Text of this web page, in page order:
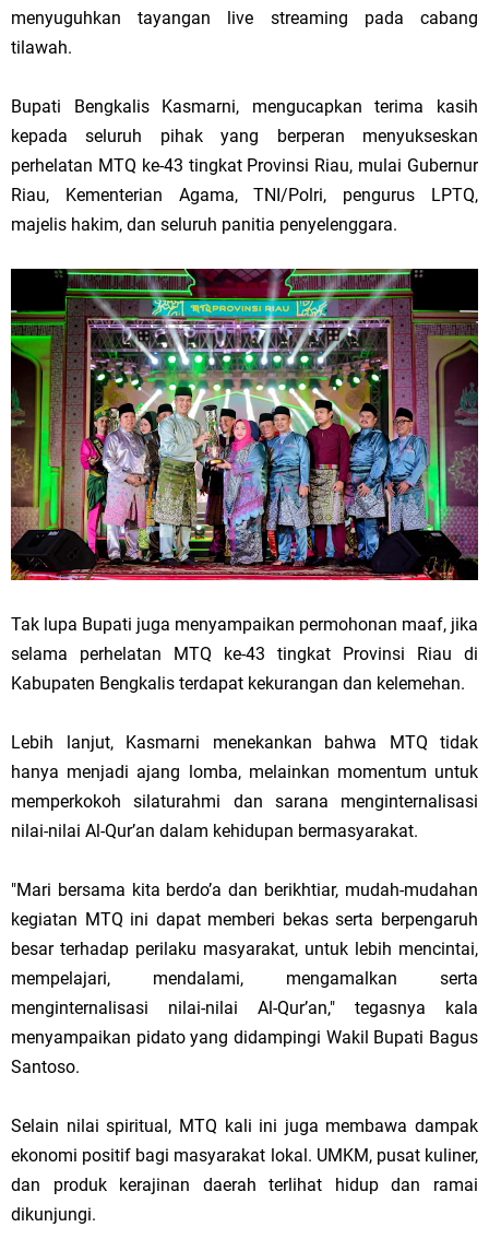
menyuguhkan tayangan live streaming pada cabang
tilawah.
Bupati Bengkalis Kasmarni, mengucapkan terima kasih
kepada seluruh pihak yang berperan menyukseskan
perhelatan MTQ ke-43 tingkat Provinsi Riau, mulai Gubernur
Riau, Kementerian Agama, TNI/Polri, pengurus LPTQ,
majelis hakim, dan seluruh panitia penyelenggara.
Tak lupa Bupati juga menyampaikan permohonan maaf, jika
selama perhelatan MTQ ke-43 tingkat Provinsi Riau di
Kabupaten Bengkalis terdapat kekurangan dan kelemehan.
Lebih lanjut, Kasmarni menekankan bahwa MTQ tidak
hanya menjadi ajang lomba, melainkan momentum untuk
memperkokoh silaturahmi dan sarana menginternalisasi
nilai-nilai Al-Qur’an dalam kehidupan bermasyarakat.
"Mari bersama kita berdo’a dan berikhtiar, mudah-mudahan
kegiatan MTQ ini dapat memberi bekas serta berpengaruh
besar terhadap perilaku masyarakat, untuk lebih mencintai,
mempelajari, mendalami, mengamalkan serta
menginternalisasi nilai-nilai Al-Qur’an," tegasnya kala
menyampaikan pidato yang didampingi Wakil Bupati Bagus
Santoso.
Selain nilai spiritual, MTQ kali ini juga membawa dampak
ekonomi positif bagi masyarakat lokal. UMKM, pusat kuliner,
dan produk kerajinan daerah terlihat hidup dan ramai
dikunjungi.